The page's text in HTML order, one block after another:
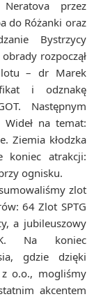
przez
do Różanki oraz
Bystrzycy
rozpoczął
– dr Marek
i odznakę
Następnym
na temat:
Ziemia kłodzka
koniec atrakcji:
ognisku.
zlot
64 Zlot SPTG
a jubileuszowy
Na koniec
gdzie dzięki
z o.o., mogliśmy
akcentem